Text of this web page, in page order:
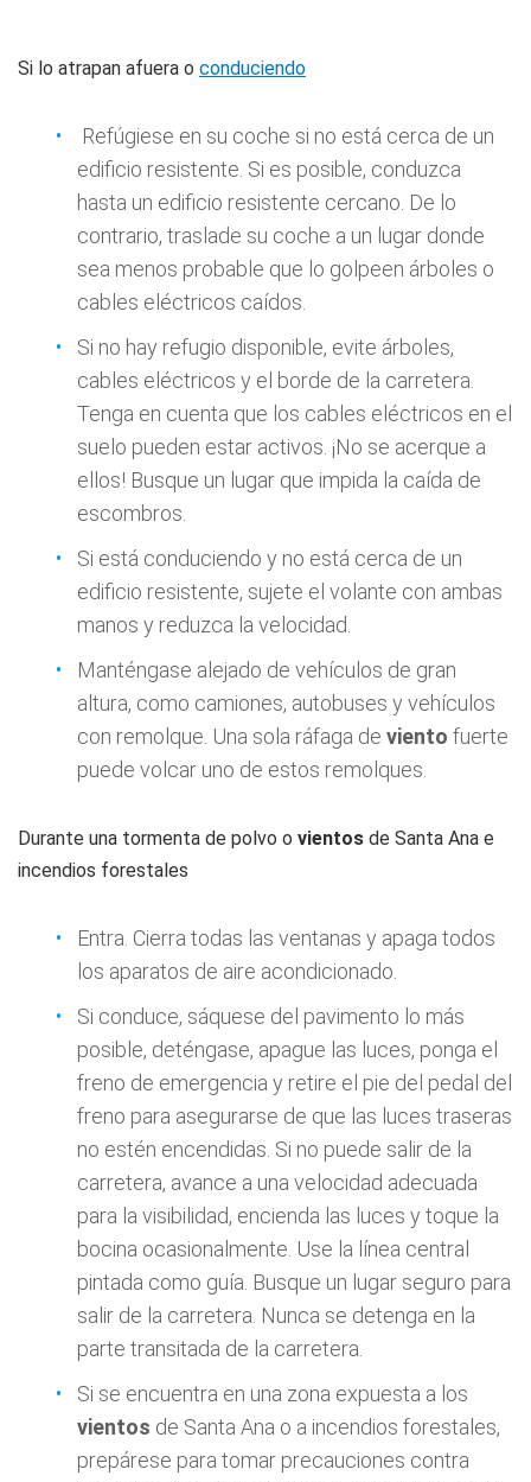
Si lo atrapan afuera o conduciendo
Refúgiese en su coche si no está cerca de un
edificio resistente. Si es posible, conduzca
hasta un edificio resistente cercano. De lo
contrario, traslade su coche a un lugar donde
sea menos probable que lo golpeen árboles o
cables eléctricos caídos.
Si no hay refugio disponible, evite árboles,
cables eléctricos y el borde de la carretera.
Tenga en cuenta que los cables eléctricos en el
suelo pueden estar activos. ¡No se acerque a
ellos! Busque un lugar que impida la caída de
escombros.
Si está conduciendo y no está cerca de un
edificio resistente, sujete el volante con ambas
manos y reduzca la velocidad.
Manténgase alejado de vehículos de gran
altura, como camiones, autobuses y vehículos
con remolque. Una sola ráfaga de viento fuerte
puede volcar uno de estos remolques.
Durante una tormenta de polvo o vientos de Santa Ana e
incendios forestales
Entra. Cierra todas las ventanas y apaga todos
los aparatos de aire acondicionado.
Si conduce, sáquese del pavimento lo más
posible, deténgase, apague las luces, ponga el
freno de emergencia y retire el pie del pedal del
freno para asegurarse de que las luces traseras
no estén encendidas. Si no puede salir de la
carretera, avance a una velocidad adecuada
para la visibilidad, encienda las luces y toque la
bocina ocasionalmente. Use la línea central
pintada como guía. Busque un lugar seguro para
salir de la carretera. Nunca se detenga en la
parte transitada de la carretera.
Si se encuentra en una zona expuesta a los
vientos de Santa Ana o a incendios forestales,
prepárese para tomar precauciones contra